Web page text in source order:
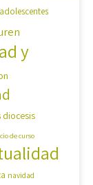
adolescentes
y
diocesis
de curso
navidad